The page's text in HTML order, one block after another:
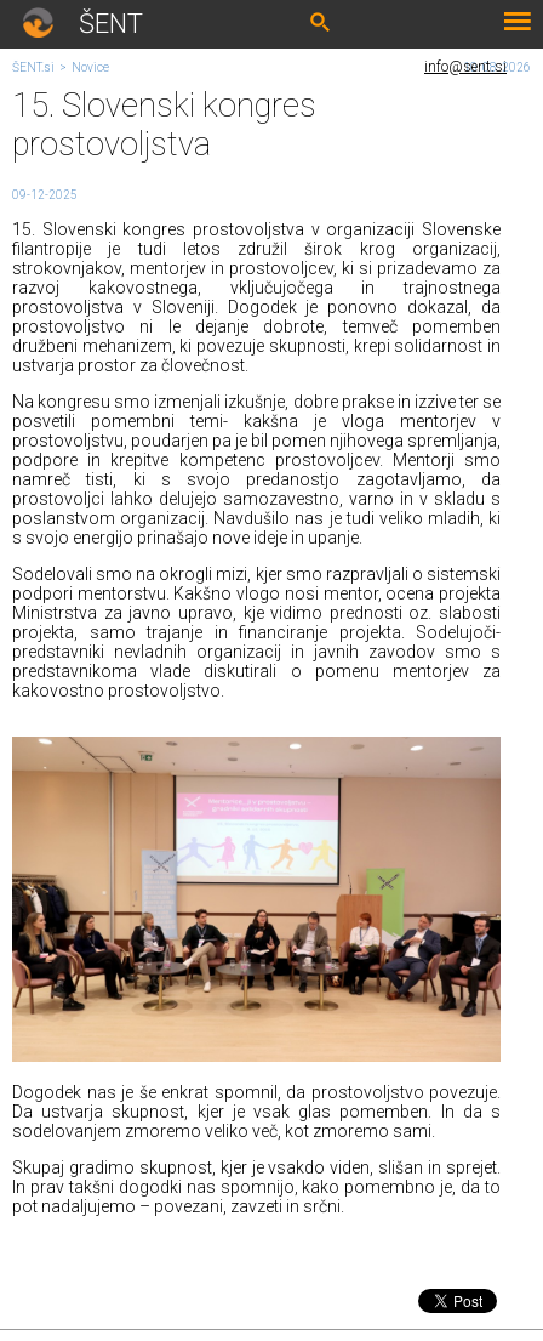
ŠENT
info@sent.si
10. 08. 2026
ŠENT.si > Novice
15. Slovenski kongres
prostovoljstva
09-12-2025
15. Slovenski kongres prostovoljstva v organizaciji Slovenske
filantropije je tudi letos združil širok krog organizacij,
strokovnjakov, mentorjev in prostovoljcev, ki si prizadevamo za
razvoj kakovostnega, vključujočega in trajnostnega
prostovoljstva v Sloveniji. Dogodek je ponovno dokazal, da
prostovoljstvo ni le dejanje dobrote, temveč pomemben
družbeni mehanizem, ki povezuje skupnosti, krepi solidarnost in
ustvarja prostor za človečnost.
Na kongresu smo izmenjali izkušnje, dobre prakse in izzive ter se
posvetili pomembni temi- kakšna je vloga mentorjev v
prostovoljstvu, poudarjen pa je bil pomen njihovega spremljanja,
podpore in krepitve kompetenc prostovoljcev. Mentorji smo
namreč tisti, ki s svojo predanostjo zagotavljamo, da
prostovoljci lahko delujejo samozavestno, varno in v skladu s
poslanstvom organizacij. Navdušilo nas je tudi veliko mladih, ki
s svojo energijo prinašajo nove ideje in upanje.
Sodelovali smo na okrogli mizi, kjer smo razpravljali o sistemski
podpori mentorstvu. Kakšno vlogo nosi mentor, ocena projekta
Ministrstva za javno upravo, kje vidimo prednosti oz. slabosti
projekta, samo trajanje in financiranje projekta. Sodelujoči-
predstavniki nevladnih organizacij in javnih zavodov smo s
predstavnikoma vlade diskutirali o pomenu mentorjev za
kakovostno prostovoljstvo.
Dogodek nas je še enkrat spomnil, da prostovoljstvo povezuje.
Da ustvarja skupnost, kjer je vsak glas pomemben. In da s
sodelovanjem zmoremo veliko več, kot zmoremo sami.
Skupaj gradimo skupnost, kjer je vsakdo viden, slišan in sprejet.
In prav takšni dogodki nas spomnijo, kako pomembno je, da to
pot nadaljujemo – povezani, zavzeti in srčni.